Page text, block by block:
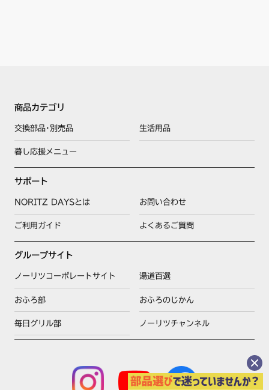
商品カテゴリ
交換部品･別売品 生活用品
暮し応援メニュー
サポート
NORITZ DAYSとは お問い合わせ
ご利用ガイド よくあるご質問
グループサイト
ノーリツコーポレートサイト 湯道百選
おふろ部 おふろのじかん
毎日グリル部 ノーリツチャンネル